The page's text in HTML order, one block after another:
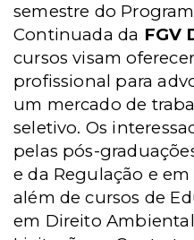
semestre do
Continuada da FGV
cursos visam
profissional para
um mercado de
seletivo. Os
pelas pós-
e da Regulação e
além de cursos de
em Direito